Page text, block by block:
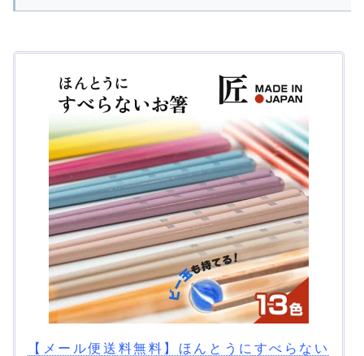
【メール便送料無料】ほんとうにすべらない